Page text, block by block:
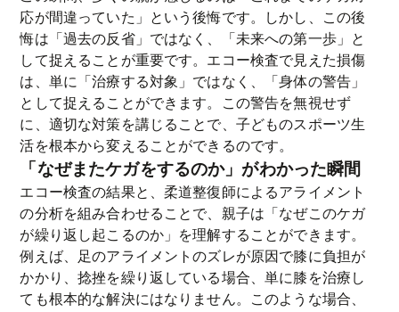
応が間違っていた」という後悔です。しかし、この後
悔は「過去の反省」ではなく、「未来への第一歩」と
して捉えることが重要です。エコー検査で見えた損傷
は、単に「治療する対象」ではなく、「身体の警告」
として捉えることができます。この警告を無視せず
に、適切な対策を講じることで、子どものスポーツ生
活を根本から変えることができるのです。
「なぜまたケガをするのか」がわかった瞬間
エコー検査の結果と、柔道整復師によるアライメント
の分析を組み合わせることで、親子は「なぜこのケガ
が繰り返し起こるのか」を理解することができます。
例えば、足のアライメントのズレが原因で膝に負担が
かかり、捻挫を繰り返している場合、単に膝を治療し
ても根本的な解決にはなりません。このような場合、